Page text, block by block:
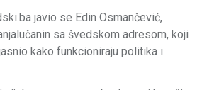
javio se Edin Osmančević,
sa švedskom adresom, koji
kako funkcioniraju politika i